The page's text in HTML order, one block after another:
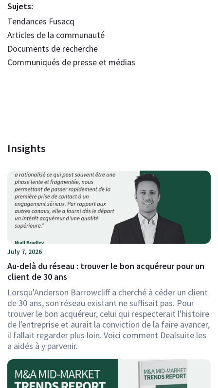
Sujets:
Tendances Fusacq
Articles de la communauté
Documents de recherche
Communiqués de presse et médias
Insights
July 7, 2026
Au-delà du réseau : trouver le bon acquéreur pour un
client de 30 ans
Lorsqu'Anderson Barrowcliff a cherché à céder un client
de 30 ans, son réseau existant ne suffisait pas. Pour
trouver le bon acquéreur, celui qui respecterait l'histoire
de l'entreprise et aurait la conviction de la faire avancer,
il fallait regarder plus loin. Voici comment Dealsuite les
a aidés à y parvenir.